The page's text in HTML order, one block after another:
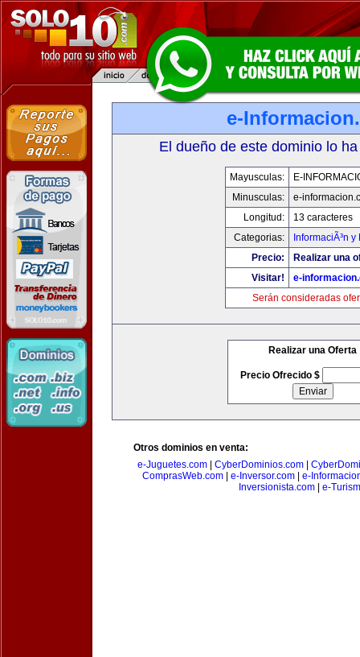
e-
El dueño de este dominio lo
Mayusculas:
E-
Minusculas:
e-
Longitud:
13 caracteres
Categorias:
InformaciÃ³n
Precio:
Realizar una
Visitar!
e-
Serán consideradas
Realizar una Oferta
Precio Ofrecido $
Otros dominios en venta:
e-Juguetes.com| CyberDominios.com|
ComprasWeb.com
e-Inversor.com
e-
Inversionista.com| e-